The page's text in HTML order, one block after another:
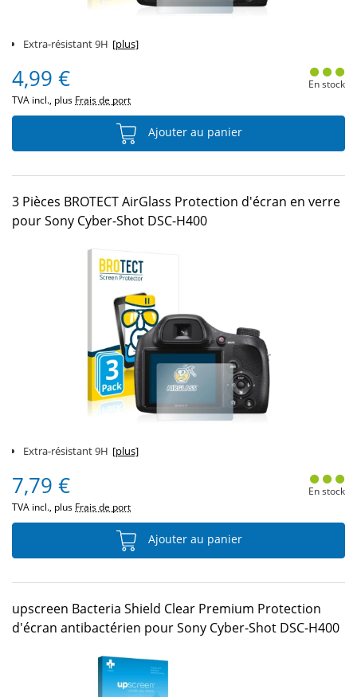
Extra-résistant 9H [plus]
4,99 €
TVA incl., plus Frais de port
En stock
Ajouter au panier
3 Pièces BROTECT AirGlass Protection d'écran en verre
pour Sony Cyber-Shot DSC-H400
Extra-résistant 9H [plus]
7,79 €
TVA incl., plus Frais de port
En stock
Ajouter au panier
upscreen Bacteria Shield Clear Premium Protection
d'écran antibactérien pour Sony Cyber-Shot DSC-H400